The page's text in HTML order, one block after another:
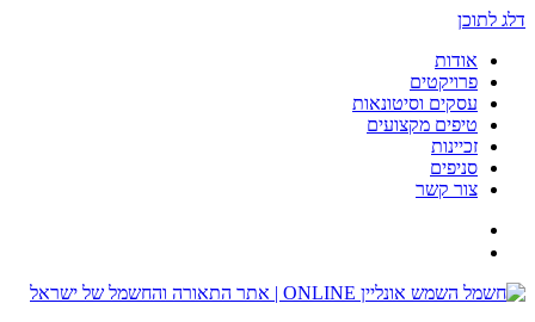
דלג לתוכן
אודות
פרויקטים
עסקים וסיטונאות
טיפים מקצועים
זכיינות
סניפים
צור קשר